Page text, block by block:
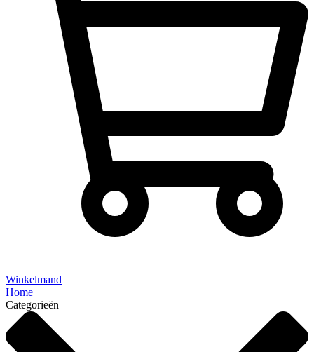
Winkelmand
Home
Categorieën